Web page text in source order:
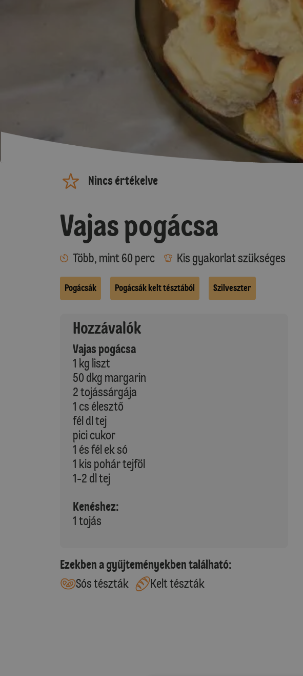
Nincs értékelve
Vajas pogácsa
Több, mint 60 perc Kis gyakorlat szükséges
Pogácsák Pogácsák kelt tésztából Szilveszter
Hozzávalók
Vajas pogácsa
1 kg liszt
50 dkg margarin
2 tojássárgája
1 cs élesztő
fél dl tej
pici cukor
1 és fél ek só
1 kis pohár tejföl
1-2 dl tej
Kenéshez:
1 tojás
Ezekben a gyűjteményekben található:
Sós tészták
Kelt tészták